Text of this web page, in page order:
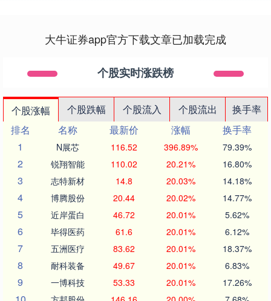
大牛证券app官方下载文章已加载完成
个股实时涨跌榜
个股涨幅 个股跌幅 个股流入 个股流出
换手率
排名
名称 最新价 涨幅
换手率
1
N展芯 116.52 396.89% 79.39%
2 锐翔智能 110.02 20.21% 16.80%
3 志特新材 14.8 20.03% 14.18%
4 博腾股份 20.44 20.02% 14.77%
5 近岸蛋白 46.72 20.01% 5.62%
6 毕得医药 61.6 20.01% 6.12%
7 五洲医疗 83.62 20.01% 18.37%
8 耐科装备 49.67 20.01% 6.83%
9 一博科技 53.33 20.01% 17.26%